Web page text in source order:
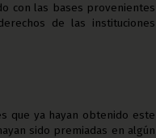
con las bases provenientes
de las instituciones
que ya hayan obtenido este
sido premiadas en algún